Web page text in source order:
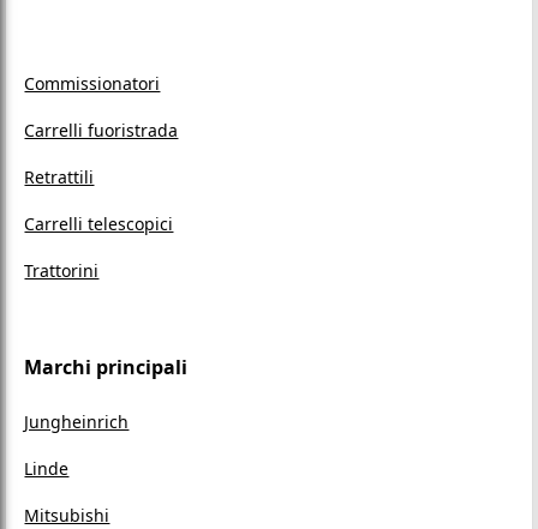
Commissionatori
Carrelli fuoristrada
Retrattili
Carrelli telescopici
Trattorini
Marchi principali
Jungheinrich
Linde
Mitsubishi